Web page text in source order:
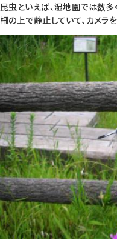
昆虫といえば、湿地園では数多
柵の上で静止していて、カメ